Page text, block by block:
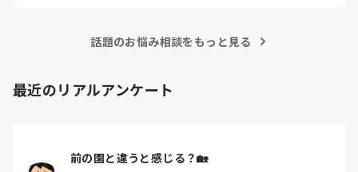
話題のお悩み相談をもっと見る
最近のリアルアンケート
前の園と違うと感じる？🏡